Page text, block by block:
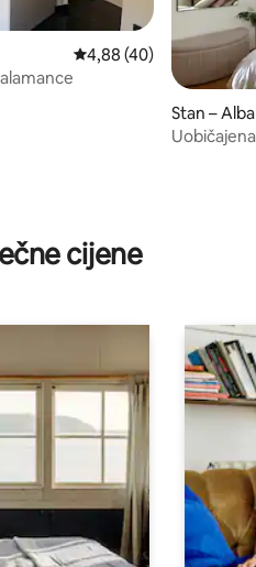
Prosječna ocjena: 4,88/
4,88 (40)
Stan –
cijene